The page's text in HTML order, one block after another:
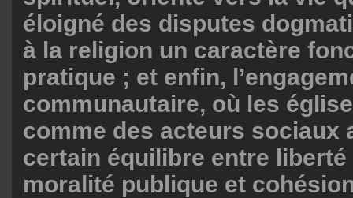
éloigné des disputes
à la religion un caractère
pratique ; et enfin,
communautaire, où les
comme des acteurs sociaux
certain équilibre entre
moralité publique et